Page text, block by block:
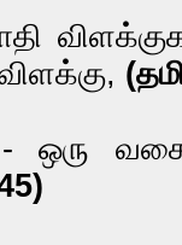
- ஒரு